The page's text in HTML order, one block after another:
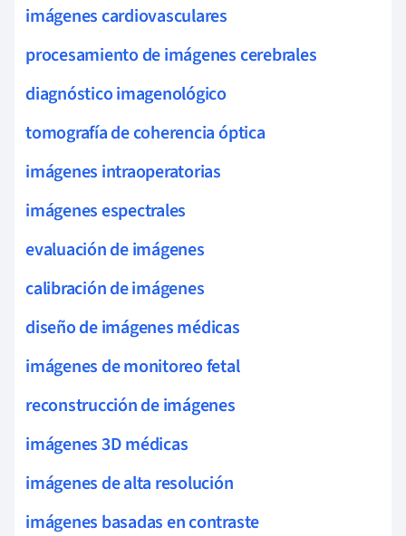
imágenes cardiovasculares
procesamiento de imágenes cerebrales
diagnóstico imagenológico
tomografía de coherencia óptica
imágenes intraoperatorias
imágenes espectrales
evaluación de imágenes
calibración de imágenes
diseño de imágenes médicas
imágenes de monitoreo fetal
reconstrucción de imágenes
imágenes 3D médicas
imágenes de alta resolución
imágenes basadas en contraste